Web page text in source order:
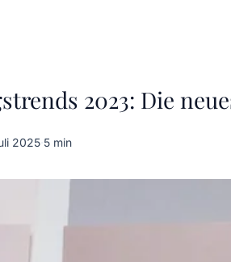
2023: Die
2025·5 min